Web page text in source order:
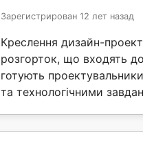
Зарегистрирован 12 лет назад
Креслення дизайн-
розгорток, що входять
готують
та технологічними